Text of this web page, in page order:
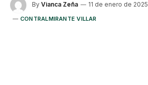
By Vianca Zeña 11 de enero de 2025
CONTRALMIRANTE VILLAR